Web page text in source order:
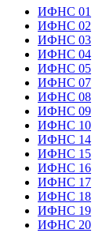
ИФНС 01
ИФНС 02
ИФНС 03
ИФНС 04
ИФНС 05
ИФНС 07
ИФНС 08
ИФНС 09
ИФНС 10
ИФНС 14
ИФНС 15
ИФНС 16
ИФНС 17
ИФНС 18
ИФНС 19
ИФНС 20